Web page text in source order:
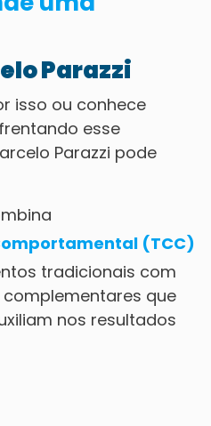
Parazzi
isso ou conhece
esse
Parazzi pode
(TCC)
tradicionais com
que
nos resultados